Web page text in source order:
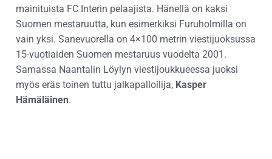
mainituista FC Interin pelaajista. Hänellä on kaksi
Suomen mestaruutta, kun esimerkiksi Furuholmilla on
vain yksi. Sanevuorella on 4×100 metrin viestijuoksussa
15-vuotiaiden Suomen mestaruus vuodelta 2001.
Samassa Naantalin Löylyn viestijoukkueessa juoksi
myös eräs toinen tuttu jalkapalloilija, Kasper
Hämäläinen.